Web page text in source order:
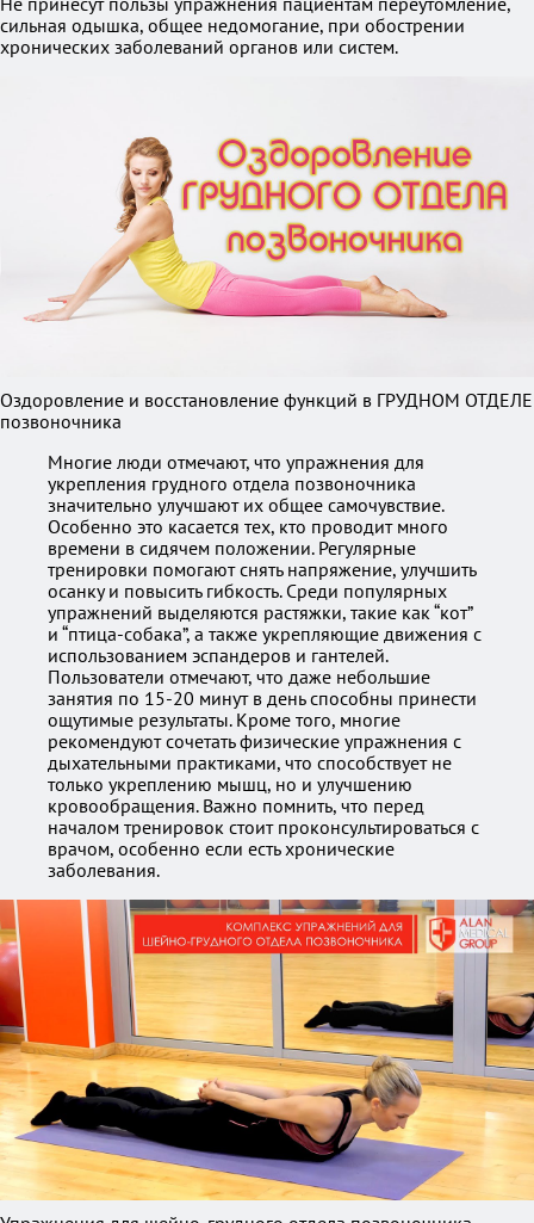
сильная одышка, общее недомогание, при обострении
хронических заболеваний органов или систем.
Оздоровление и восстановление функций в ГРУДНОМ ОТДЕЛЕ
позвоночника
Многие люди отмечают, что упражнения для
укрепления грудного отдела позвоночника
значительно улучшают их общее самочувствие.
Особенно это касается тех, кто проводит много
времени в сидячем положении. Регулярные
тренировки помогают снять напряжение, улучшить
осанку и повысить гибкость. Среди популярных
упражнений выделяются растяжки, такие как “кот”
и “птица-собака”, а также укрепляющие движения с
использованием эспандеров и гантелей.
Пользователи отмечают, что даже небольшие
занятия по 15-20 минут в день способны принести
ощутимые результаты. Кроме того, многие
рекомендуют сочетать физические упражнения с
дыхательными практиками, что способствует не
только укреплению мышц, но и улучшению
кровообращения. Важно помнить, что перед
началом тренировок стоит проконсультироваться с
врачом, особенно если есть хронические
заболевания.